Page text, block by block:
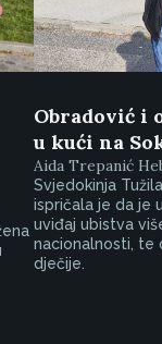
Obradović i
u kući na
Aida Trepanić
Svjedokinja
ispričala je da je
uviđaj ubistva
nacionalnosti, te
dječije.